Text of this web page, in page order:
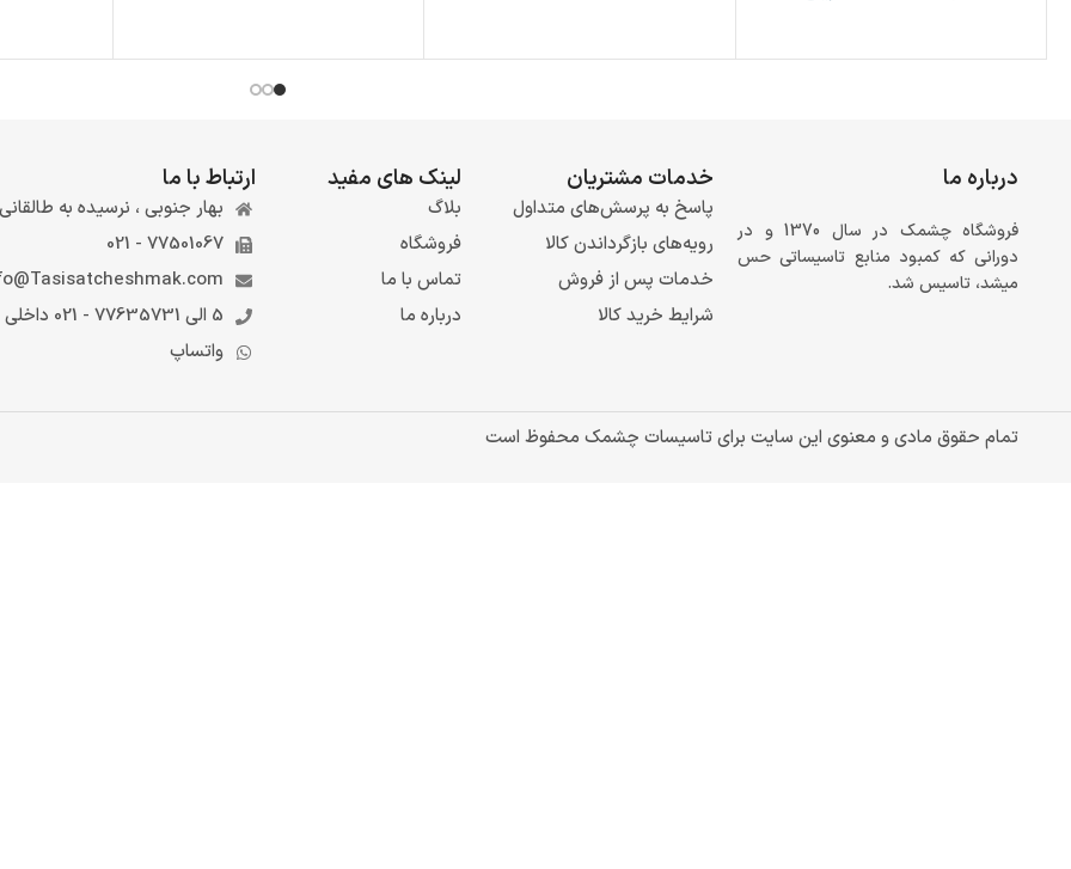
درباره ما
فروشگاه چشمک در سال 1370 و در
دورانی که کمبود منابع تاسیساتی حس
میشد، تاسیس شد.
خدمات مشتریان
پاسخ به پرسش‌های متداول
رویه‌های بازگرداندن کالا
خدمات پس از فروش
شرایط خرید کالا
لینک های مفید
بلاگ
فروشگاه
تماس با ما
درباره ما
ارتباط با ما
بهار جنوبی ، نرسیده به طالقانی
77501067 - 021
5 الی 77635731 - 021 داخلی 6
واتساپ
تمام حقوق مادی و معنوی این سایت برای تاسیسات چشمک محفوظ است